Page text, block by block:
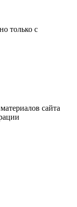
только с
сайта